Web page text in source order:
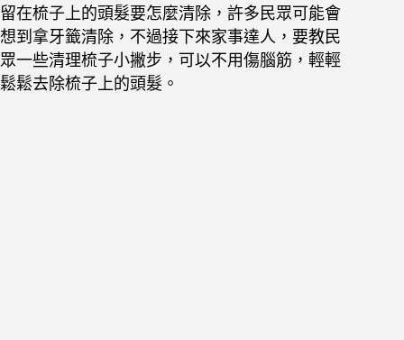
留在梳子上的頭髮要怎麼清除，許多民眾可能會
想到拿牙籤清除，不過接下來家事達人，要教民
眾一些清理梳子小撇步，可以不用傷腦筋，輕輕
鬆鬆去除梳子上的頭髮。